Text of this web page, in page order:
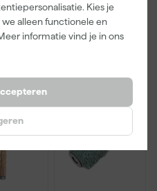
Kies je
alleen functionele en
informatie vind je in ons
10,99
incl. BTW